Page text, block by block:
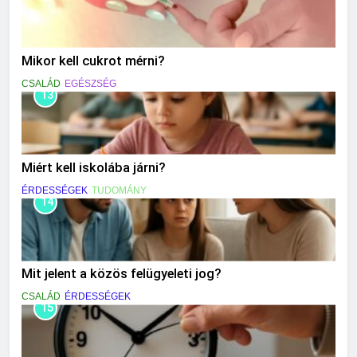
Mikor kell cukrot mérni?
CSALÁD EGÉSZSÉG
13
Miért kell iskolába járni?
ÉRDESSÉGEK TUDOMÁNY
14
Mit jelent a közös felügyeleti jog?
CSALÁD ÉRDESSÉGEK
15